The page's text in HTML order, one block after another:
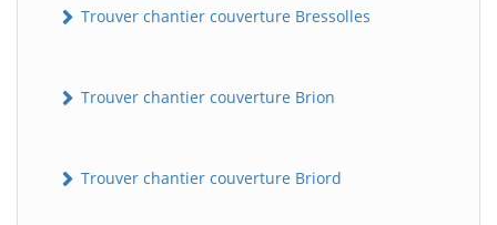
Trouver chantier couverture Bressolles
Trouver chantier couverture Brion
Trouver chantier couverture Briord